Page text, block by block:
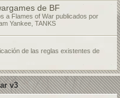
de BF
a Flames of War publicados por
Yankee, TANKS
de las reglas existentes de
v3